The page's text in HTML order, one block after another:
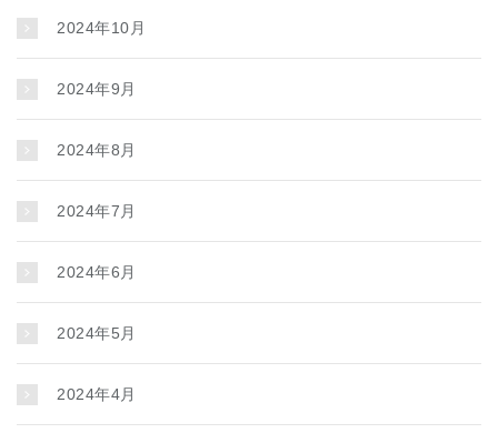
2024年10月
2024年9月
2024年8月
2024年7月
2024年6月
2024年5月
2024年4月